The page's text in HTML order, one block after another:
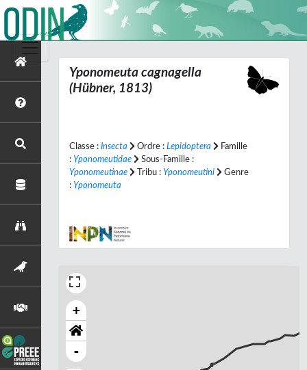
Yponomeuta cagnagella
(Hübner, 1813)
Classe : Insecta Ordre : Lepidoptera
Famille
: Yponomeutidae
Sous-Famille :
Yponomeutinae
Tribu : Yponomeutini
Genre
: Yponomeuta
+
-